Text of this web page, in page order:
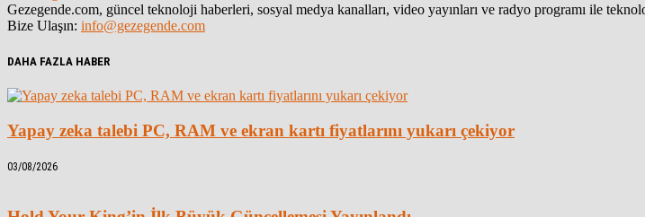
Gezegende.com, güncel teknoloji haberleri, sosyal medya kanalları, video yayınları ve radyo programı ile
Bize Ulaşın: info@gezegende.com
DAHA FAZLA HABER
Yapay zeka talebi PC, RAM ve ekran kartı fiyatlarını yukarı çekiyor
03/08/2026